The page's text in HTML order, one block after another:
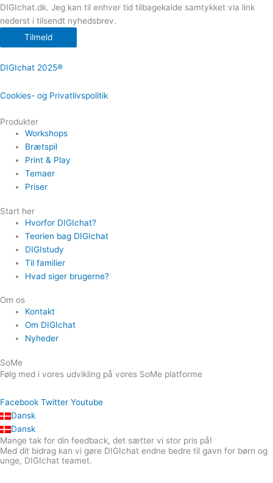
DIGIchat.dk. Jeg kan til enhver tid tilbagekalde samtykket via link
nederst i tilsendt nyhedsbrev.
Tilmeld
DIGIchat 2025®
Cookies- og Privatlivspolitik
Produkter
Workshops
Brætspil
Print & Play
Temaer
Priser
Start her
Hvorfor DIGIchat?
Teorien bag DIGIchat
DIGIstudy
Til familier
Hvad siger brugerne?
Om os
Kontakt
Om DIGIchat
Nyheder
SoMe
Følg med i vores udvikling på vores SoMe platforme
Facebook Twitter Youtube
Dansk
Dansk
Mange tak for din feedback, det sætter vi stor pris på!
Med dit bidrag kan vi gøre DIGIchat endne bedre til gavn for børn og
unge, DIGIchat teamet.